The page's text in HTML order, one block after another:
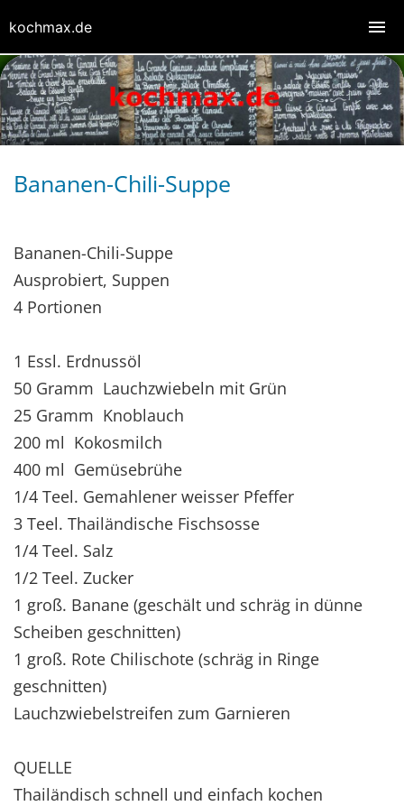
Bananen-Chili-Suppe
Bananen-Chili-Suppe
Ausprobiert, Suppen
4 Portionen
1 Essl. Erdnussöl
50 Gramm Lauchzwiebeln mit Grün
25 Gramm Knoblauch
200 ml Kokosmilch
400 ml Gemüsebrühe
1/4 Teel. Gemahlener weisser Pfeffer
3 Teel. Thailändische Fischsosse
1/4 Teel. Salz
1/2 Teel. Zucker
1 groß. Banane (geschält und schräg in dünne
Scheiben geschnitten)
1 groß. Rote Chilischote (schräg in Ringe
geschnitten)
Lauchzwiebelstreifen zum Garnieren
QUELLE
Thailändisch schnell und einfach kochen
kochmax.de